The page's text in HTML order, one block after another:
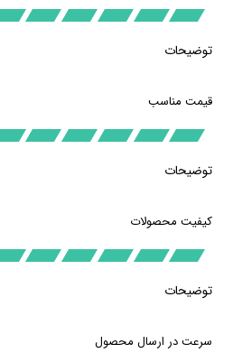
توضیحات
قیمت مناسب
توضیحات
کیفیت محصولات
توضیحات
سرعت در ارسال محصول